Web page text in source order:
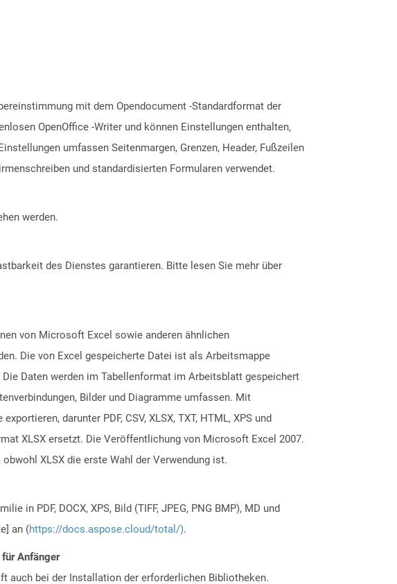
mit dem Opendocument -Standardformat der
OpenOffice -Writer und können Einstellungen enthalten,
umfassen Seitenmargen, Grenzen, Header, Fußzeilen
und standardisierten Formularen verwendet.
werden.
des Dienstes garantieren. Bitte lesen Sie mehr über
von Microsoft Excel sowie anderen ähnlichen
Die von Excel gespeicherte Datei ist als Arbeitsmappe
Daten werden im Tabellenformat im Arbeitsblatt gespeichert
Bilder und Diagramme umfassen. Mit
darunter PDF, CSV, XLSX, TXT, HTML, XPS und
XLSX ersetzt. Die Veröffentlichung von Microsoft Excel 2007.
XLSX die erste Wahl der Verwendung ist.
in PDF, DOCX, XPS, Bild (TIFF, JPEG, PNG BMP), MD und
an (https://docs.aspose.cloud/total/).
für Anfänger
auch bei der Installation der erforderlichen Bibliotheken.